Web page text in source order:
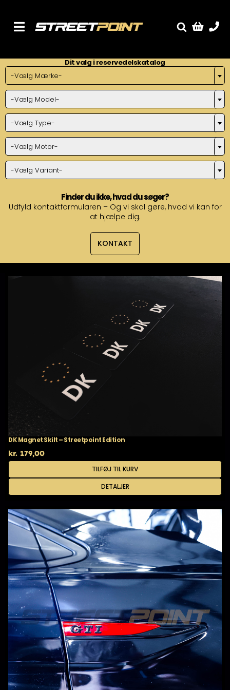
content
Toggle
Service
Streetcars
Sænkning
Tuning
Ventilrens
Værksted
Dit valg i reservedelskatalog
-Vælg Mærke-
-Vælg Model-
-Vælg Type-
-Vælg Motor-
-Vælg Variant-
Finder du ikke, hvad du søger?
Udfyld kontaktformularen – Og vi skal gøre, hvad vi kan for
at hjælpe dig.
KONTAKT
DK Magnet Skilt – Streetpoint Edition
kr. 179,00
TILFØJ TIL KURV
DETALJER